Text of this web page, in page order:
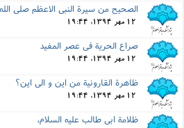
الصحیح من سیرة النبى الاعظم صلى الله
12 مهر 1394, 19:44
صراع الحریة فى عصر المفید
12 مهر 1394, 19:44
ظاهرة القارونیة من این و الى این؟
12 مهر 1394, 19:44
ظلامة ابى طالب علیه السلام،